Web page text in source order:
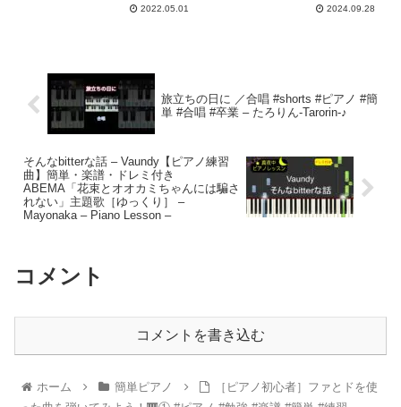
2022.05.01 2024.09.28
旅立ちの日に ／合唱 #shorts #ピアノ #簡
単 #合唱 #卒業 – たろりん-Tarorin-♪
そんなbitterな話 – Vaundy【ピアノ練習
曲】簡単・楽譜・ドレミ付き
ABEMA「花束とオオカミちゃんには騙さ
れない」主題歌［ゆっくり］ –
Mayonaka – Piano Lesson –
コメント
コメントを書き込む
ホーム 簡単ピアノ
［ピアノ初心者］ファとドを使